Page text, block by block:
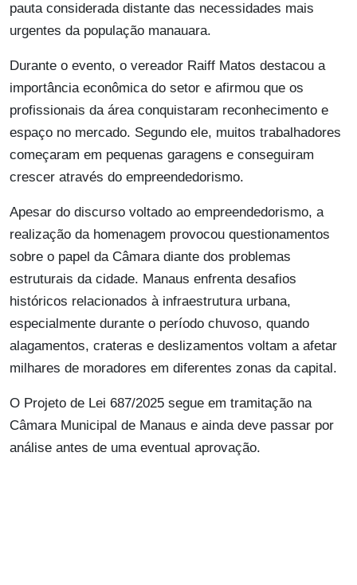
pauta considerada distante das necessidades mais
urgentes da população manauara.
Durante o evento, o vereador Raiff Matos destacou a
importância econômica do setor e afirmou que os
profissionais da área conquistaram reconhecimento e
espaço no mercado. Segundo ele, muitos trabalhadores
começaram em pequenas garagens e conseguiram
crescer através do empreendedorismo.
Apesar do discurso voltado ao empreendedorismo, a
realização da homenagem provocou questionamentos
sobre o papel da Câmara diante dos problemas
estruturais da cidade. Manaus enfrenta desafios
históricos relacionados à infraestrutura urbana,
especialmente durante o período chuvoso, quando
alagamentos, crateras e deslizamentos voltam a afetar
milhares de moradores em diferentes zonas da capital.
O Projeto de Lei 687/2025 segue em tramitação na
Câmara Municipal de Manaus e ainda deve passar por
análise antes de uma eventual aprovação.